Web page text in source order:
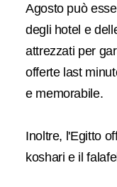
Agosto può
degli hotel e
attrezzati per
offerte last
e memorabile.
Inoltre, l'Egitto
koshari e il